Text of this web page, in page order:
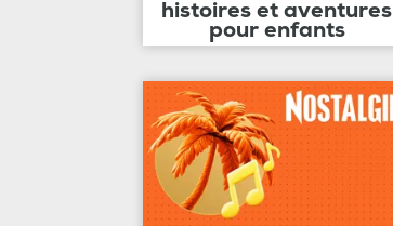
histoires et aventures
pour enfants